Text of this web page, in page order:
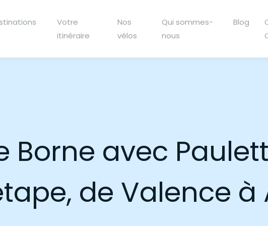
Votre
itinéraire
Nos
vélos
Qui sommes-
nous
Blog
Borne avec
de Valence à